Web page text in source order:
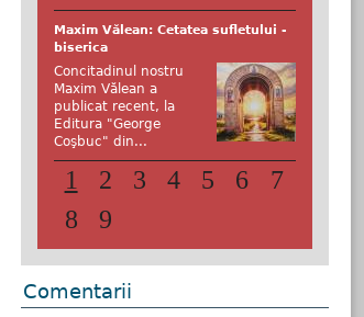
Maxim Vălean: Cetatea sufletului -
biserica
Concitadinul nostru
Maxim Vălean a
publicat recent, la
Editura "George
Coşbuc" din...
1 2 3 4 5 6
7
8
9
Comentarii